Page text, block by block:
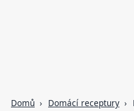
Domů Domácí receptury